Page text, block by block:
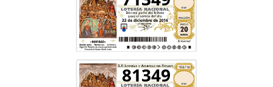
81349